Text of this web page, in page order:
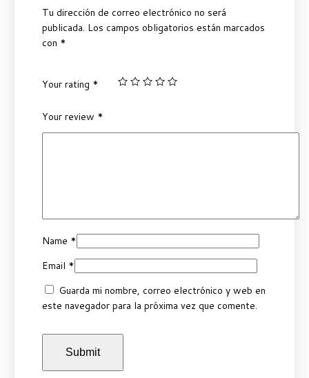
Tu dirección de correo electrónico no será
publicada. Los campos obligatorios están marcados
con *
Your rating *
Your review *
Name *
Email *
Guarda mi nombre, correo electrónico y web en
este navegador para la próxima vez que comente.